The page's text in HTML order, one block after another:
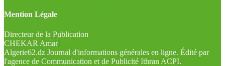
Mention Légale
Directeur de la Publication
CHEKAR Amar
Algerie62.dz Journal d'informations générales en ligne. Édité par
l'agence de Communication et de Publicité Ithran ACPI.